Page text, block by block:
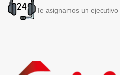
Te asignamos un ejecutivo